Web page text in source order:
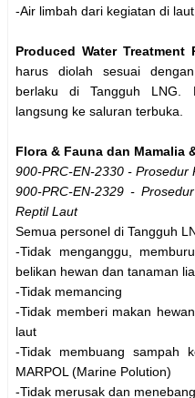
-Air limbah dari kegiatan di laut
Produced Water Treatment
harus diolah sesuai
berlaku di Tangguh LNG.
langsung ke saluran terbuka.
Flora & Fauna dan Mamalia
900-PRC-EN-2330 -
900-PRC-EN-2329 -
Reptil Laut
Semua personel di Tangguh
-Tidak menganggu,
belikan hewan dan tanaman
-Tidak memancing
-Tidak memberi makan
laut
-Tidak membuang sampah
MARPOL (Marine Polution)
-Tidak merusak dan